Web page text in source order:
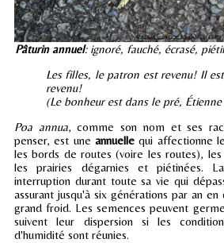
Pâturin annuel: ignoré, fauché, écrasé,
Les filles, le patron est revenu! Il
revenu!
(Le bonheur est dans le pré,
Poa annua, comme son nom et ses
penser, est une annuellequi affectionne
les bords de routes (voire les routes),
les prairies dégarnies et piétinées.
interruption durant toute sa vie qui
assurant jusqu'à six générations par an
grand froid. Les semences peuvent
suivent leur dispersion si les
d'humidité sont réunies.